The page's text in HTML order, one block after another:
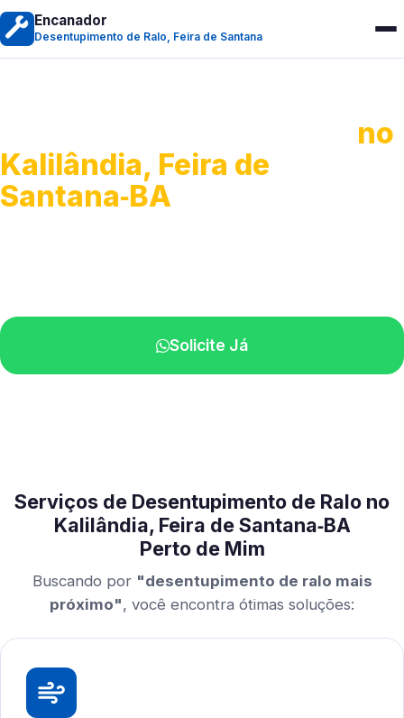
Encanador
Desentupimento de Ralo, Feira de Santana
no
Kalilândia, Feira de
Santana‑BA
Solicite Já
Serviços de Desentupimento de Ralo no
Kalilândia, Feira de Santana‑BA
Perto de Mim
Buscando por "desentupimento de ralo mais
próximo", você encontra ótimas soluções: